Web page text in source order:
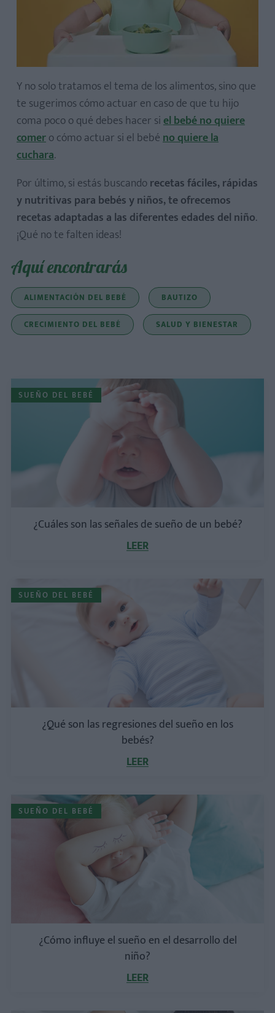
Y no solo tratamos el tema de los alimentos, sino que
te sugerimos cómo actuar en caso de que tu hijo
coma poco o qué debes hacer siel bebé no quiere
comero cómo actuar si el bebéno quiere la
cuchara.
Por último, si estás buscandorecetas fáciles, rápidas
y nutritivas para bebés y niños, te ofrecemos
recetas adaptadas a las diferentes edades del niño.
¡Qué no te falten ideas!
Aquí encontrarás
ALIMENTACIÓN DEL BEBÉ
BAUTIZO
CRECIMIENTO DEL BEBÉ
SALUD Y BIENESTAR
SUEÑO DEL BEBÉ
¿Cuáles son las señales de sueño de un bebé?
LEER
SUEÑO DEL BEBÉ
¿Qué son las regresiones del sueño en los
bebés?
LEER
SUEÑO DEL BEBÉ
¿Cómo influye el sueño en el desarrollo del
niño?
LEER